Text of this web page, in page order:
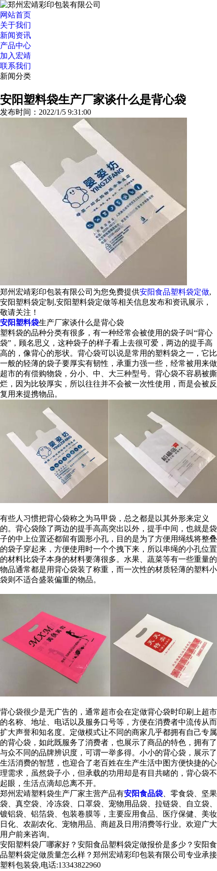
网站首页
关于我们
新闻资讯
产品中心
加入宏靖
联系我们
新闻分类
安阳塑料袋生产厂家谈什么是背心袋
发布时间：2022/1/5 9:31:00
郑州宏靖彩印包装有限公司为您免费提供安阳食品塑料袋定做,
安阳塑料袋定制,安阳塑料袋定做等相关信息发布和资讯展示，
敬请关注！
安阳塑料袋生产厂家谈什么是背心袋
塑料袋的品种分类有很多，有一种经常会被使用的袋子叫“背心
袋”，顾名思义，这种袋子的样子看上去很可爱，两边的提手高
高的，像背心的形状。背心袋可以说是常用的塑料袋之一，它比
一般的轻薄的袋子要厚实有韧性，承重力强一些，经常被用来做
超市的有偿购物袋，分小、中、大三种型号。背心袋不容易被撕
烂，因为比较厚实，所以往往并不会被一次性使用，而是会被反
复用来提携物品。
有些人习惯把背心袋称之为马甲袋，总之都是以其外形来定义
的。背心袋除了两边的提手高高突出以外，提手中间，也就是袋
子的中上位置还都留有圆形小孔，目的是为了方便用绳线将整叠
的袋子穿起来，方便使用时一个个拽下来，所以串绳的小孔位置
的材料比袋子本身的材料要薄很多。水果、蔬菜等有一些重量的
物品通常都是用背心袋装了称重，而一次性的材质轻薄的塑料小
袋则不适合盛装偏重的物品。
背心袋很少是无广告的，通常超市会在定做背心袋时印刷上超市
的名称、地址、电话以及服务口号等，方便在消费者中流传从而
扩大声誉和知名度。定做模式让不同的商家几乎都拥有自己专属
的背心袋，如此既服务了消费者，也展示了商品的特色，拥有了
与众不同的品牌辨识度，可谓一举多得。小小的背心袋，展示了
生活消费的智慧，也迎合了老百姓在生产生活中图方便快捷的心
理需求，虽然袋子小，但承载的功用却是有目共睹的，背心袋不
起眼，生活点滴却总离不开。
郑州宏靖塑料袋生产厂家主营产品有安阳食品袋 、零食袋、坚果
袋、真空袋、冷冻袋、口罩袋、宠物用品袋、拉链袋、自立袋、
镀铝袋、铝箔袋、包装卷膜等，主要应用食品、医疗保健、美妆
日化、农副农化、宠物用品、商超及日用消费等行业。欢迎广大
用户前来咨询。
安阳塑料袋厂哪家好？安阳食品塑料袋定做报价是多少？安阳食
品塑料袋定做质量怎么样？郑州宏靖彩印包装有限公司专业承接
塑料包装袋,电话:13343822960